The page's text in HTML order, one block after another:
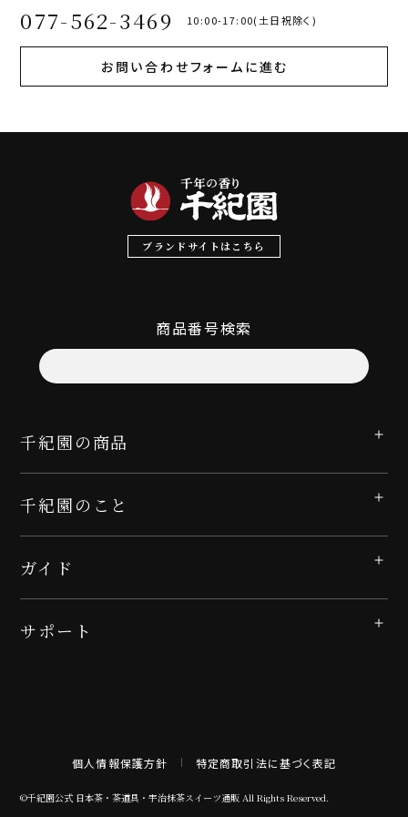
077-562-3469 10:00-17:00(土日祝除く)
お問い合わせフォームに進む
ブランドサイトはこちら
商品番号検索
千紀園の商品
千紀園のこと
ガイド
サポート
個人情報保護方針 特定商取引法に基づく表記
©千紀園公式 日本茶・茶道具・宇治抹茶スイーツ通販 All Rights Reserved.